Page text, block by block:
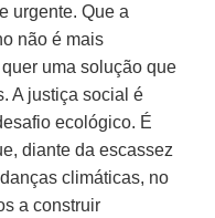
urgente. Que a
não é mais
uma solução que
A justiça social é
ecológico. É
diante da escassez
climáticas, no
a construir